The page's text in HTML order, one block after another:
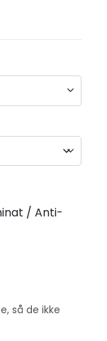
/ Anti-
så de ikke